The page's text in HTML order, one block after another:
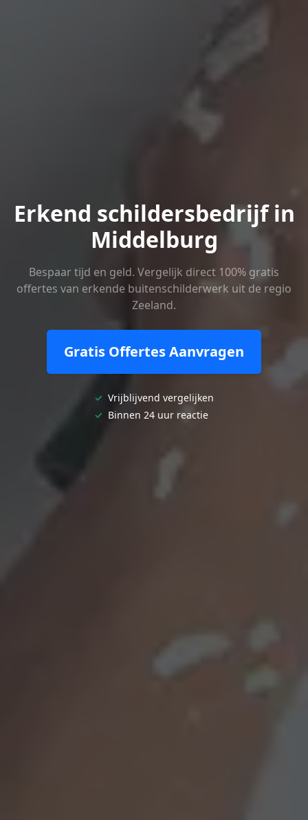
Erkend schildersbedrijf in
Middelburg
Bespaar tijd en geld. Vergelijk direct 100% gratis
offertes van erkende buitenschilderwerk uit de regio
Zeeland.
Gratis Offertes Aanvragen
✓ Vrijblijvend vergelijken
✓ Binnen 24 uur reactie